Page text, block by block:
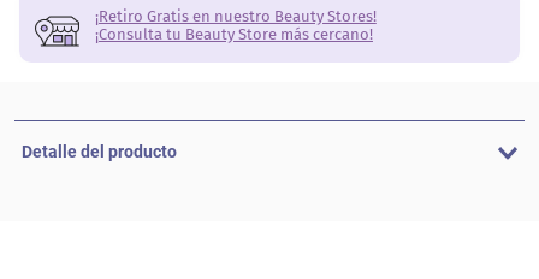
¡Retiro Gratis en nuestro Beauty Stores!
¡Consulta tu Beauty Store más cercano!
Detalle del producto